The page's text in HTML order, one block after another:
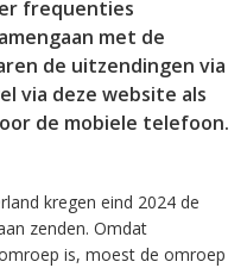
frequenties
met de
de uitzendingen via
via deze website als
de mobiele telefoon.
kregen eind 2024 de
zenden. Omdat
is, moest de omroep